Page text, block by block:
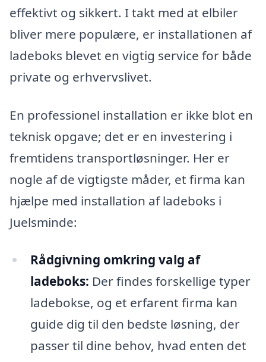
effektivt og sikkert. I takt med at elbiler
bliver mere populære, er installationen af
ladeboks blevet en vigtig service for både
private og erhvervslivet.
En professionel installation er ikke blot en
teknisk opgave; det er en investering i
fremtidens transportløsninger. Her er
nogle af de vigtigste måder, et firma kan
hjælpe med installation af ladeboks i
Juelsminde:
Rådgivning omkring valg af
ladeboks: Der findes forskellige typer
ladebokse, og et erfarent firma kan
guide dig til den bedste løsning, der
passer til dine behov, hvad enten det